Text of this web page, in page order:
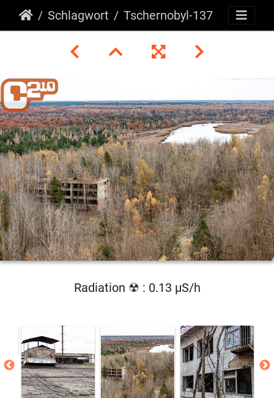
Schlagwort Tschernobyl-137
Radiation ☢ : 0.13 µS/h